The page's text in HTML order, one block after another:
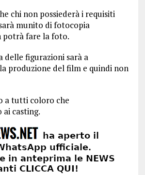
chi non possiederà i requisiti
munito di fotocopia
potrà fare la foto.
delle figurazioni sarà a
produzione del film e quindi non
a tutti coloro che
casting.